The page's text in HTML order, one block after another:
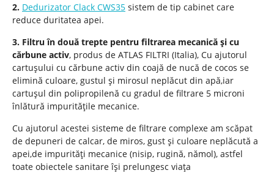
2. Dedurizator Clack CWS35 sistem de tip cabinet care
reduce duritatea apei.
3. Filtru în două trepte pentru filtrarea mecanică și cu
cărbune activ, produs de ATLAS FILTRI (Italia), Cu ajutorul
cartușului cu cărbune activ din coajă de nucă de cocos se
elimină culoare, gustul și mirosul neplăcut din apă,iar
cartușul din polipropilenă cu gradul de filtrare 5 microni
înlătură impuritățile mecanice.
Cu ajutorul acestei sisteme de filtrare complexe am scăpat
de depuneri de calcar, de miros, gust și culoare neplăcută a
apei,de impurități mecanice (nisip, rugină, nămol), astfel
toate obiectele sanitare își prelungesc viața